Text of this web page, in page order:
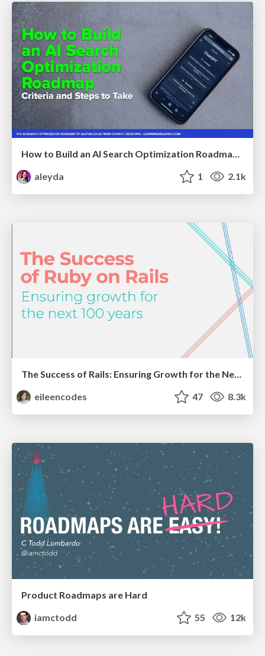
How to Build an AI Search Optimization Roadmap - Criteria and Steps to Take #SEOIRL
aleyda
1 2.1k
The Success of Rails: Ensuring Growth for the Next 100 Years
eileencodes
47 8.3k
Product Roadmaps are Hard
iamctodd
55 12k